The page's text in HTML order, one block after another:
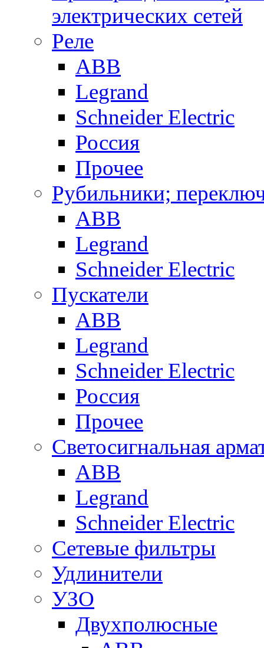
электрических сетей
Реле
ABB
Legrand
Schneider Electric
Россия
Прочее
Рубильники;
ABB
Legrand
Schneider Electric
Пускатели
ABB
Legrand
Schneider Electric
Россия
Прочее
Светосигнальная
ABB
Legrand
Schneider Electric
Сетевые фильтры
Удлинители
УЗО
Двухполюсные